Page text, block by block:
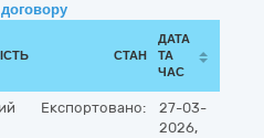
СТАН
ДАТА
ТА
ЧАС
Експортовано:
27-03-
2026,